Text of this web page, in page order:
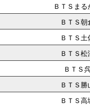
ＢＴＳまる
ＢＴＳ朝
ＢＴＳ土
ＢＴＳ松
ＢＴＳ
ＢＴＳ勝
ＢＴＳ高